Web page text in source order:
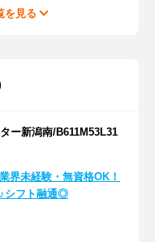
を見る
ー新潟南/B611M53L31
界未経験・無資格OK！
シフト融通◎